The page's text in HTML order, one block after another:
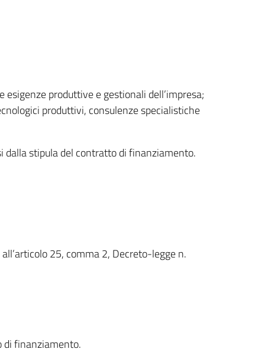
produttive e gestionali dell’impresa;
produttivi, consulenze specialistiche
dalla stipula del contratto di finanziamento.
25, comma 2, Decreto-legge n.
di finanziamento.